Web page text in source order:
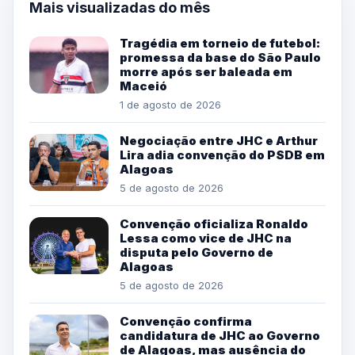
Mais visualizadas do mês
Tragédia em torneio de futebol:
promessa da base do São Paulo
morre após ser baleada em
Maceió
1 de agosto de 2026
Negociação entre JHC e Arthur
Lira adia convenção do PSDB em
Alagoas
5 de agosto de 2026
Convenção oficializa Ronaldo
Lessa como vice de JHC na
disputa pelo Governo de
Alagoas
5 de agosto de 2026
Convenção confirma
candidatura de JHC ao Governo
de Alagoas, mas ausência do